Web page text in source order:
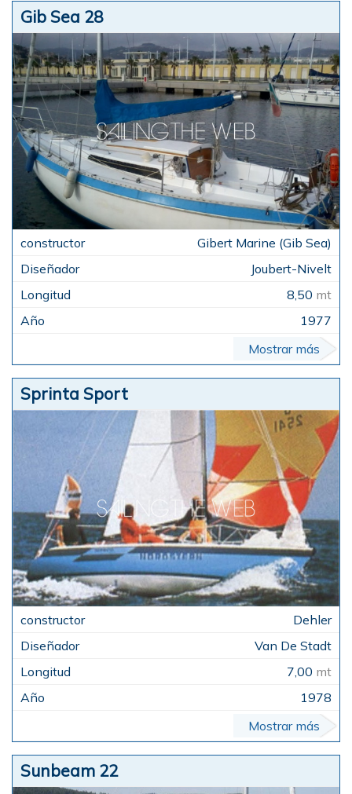
Gib Sea 28
Gibert Marine (Gib Sea)
Joubert-Nivelt
8,50 mt
1977
Mostrar más
Sprinta Sport
Dehler
Van De Stadt
7,00 mt
1978
Mostrar más
Sunbeam 22